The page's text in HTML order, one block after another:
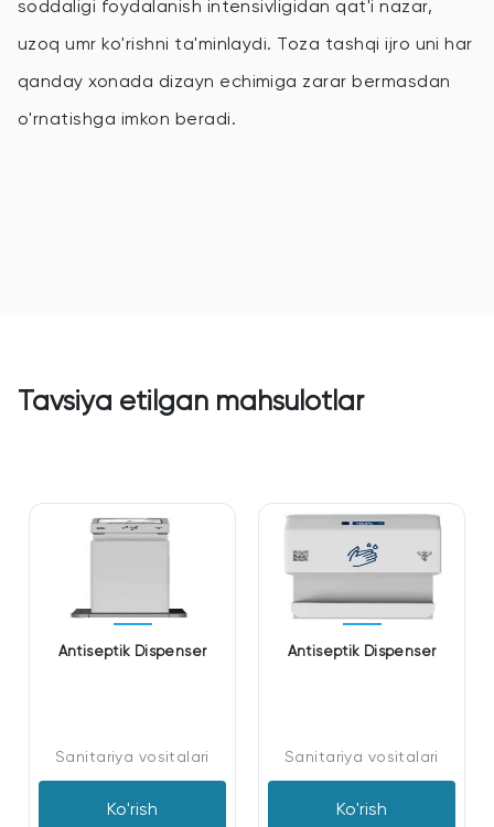
soddaligi foydalanish intensivligidan qat'i nazar,
uzoq umr ko'rishni ta'minlaydi. Toza tashqi ijro uni har
qanday xonada dizayn echimiga zarar bermasdan
o'rnatishga imkon beradi.
Tavsiya etilgan mahsulotlar
Antiseptik Dispenser
Sanitariya vositalari
Ko'rish
Antiseptik Dispenser
Sanitariya vositalari
Ko'rish